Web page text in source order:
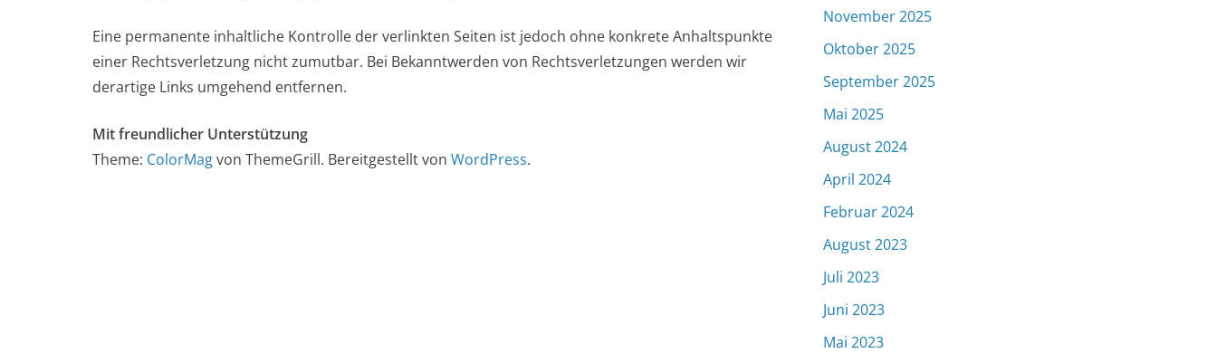
Eine permanente inhaltliche Kontrolle der verlinkten Seiten ist jedoch ohne konkrete Anhaltspunkte
einer Rechtsverletzung nicht zumutbar. Bei Bekanntwerden von Rechtsverletzungen werden wir
derartige Links umgehend entfernen.
Mit freundlicher Unterstützung
Theme: ColorMagvon ThemeGrill. Bereitgestellt von WordPress.
November 2025
Oktober 2025
September 2025
Mai 2025
August 2024
April 2024
Februar 2024
August 2023
Juli 2023
Juni 2023
Mai 2023